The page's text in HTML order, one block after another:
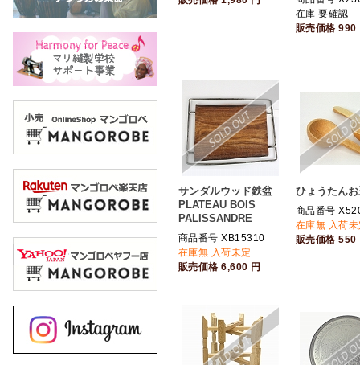
在庫 要確認
販売価格990
サンダルウッド鉄盆
PLATEAU BOIS
PALISSANDRE
商品番号 XB15310
在庫無 入荷未定
販売価格6,600 円
ひょうたん
商品番号
在庫無 入荷
販売価格550